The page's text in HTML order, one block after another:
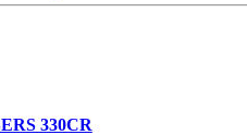
330CR